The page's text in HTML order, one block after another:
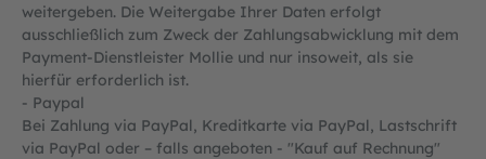
weitergeben. Die Weitergabe Ihrer Daten erfolgt
ausschließlich zum Zweck der Zahlungsabwicklung mit dem
Payment-Dienstleister Mollie und nur insoweit, als sie
hierfür erforderlich ist.
- Paypal
Bei Zahlung via PayPal, Kreditkarte via PayPal, Lastschrift
via PayPal oder – falls angeboten - "Kauf auf Rechnung"